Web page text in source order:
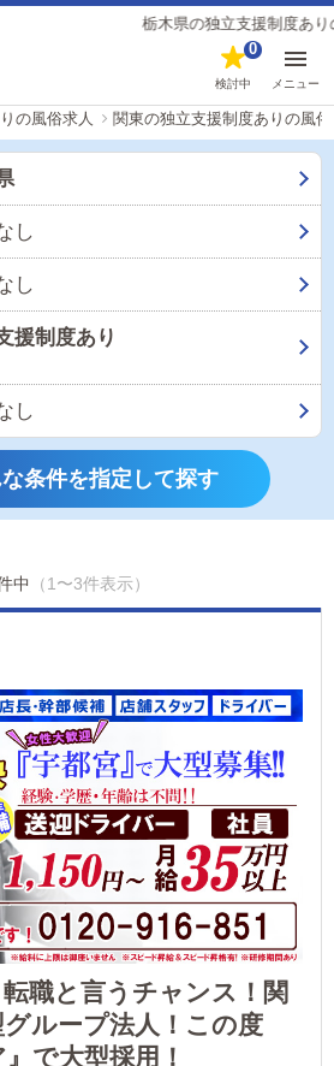
栃木県の独立支援制度ありの
検討中
0
メニュー
の風俗求人 関東の独立支援制度ありの風
し
し
援制度あり
し
条件を指定して探す
中 （1〜3件表示）
転職と言うチャンス！関
ループ法人！この度
で大型採用！